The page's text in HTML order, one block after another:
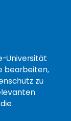
Universität
bearbeiten,
zu